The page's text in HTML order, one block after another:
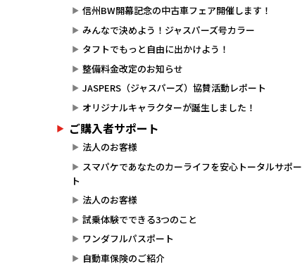
信州BW開幕記念の中古車フェア開催します！
みんなで決めよう！ジャスパーズ号カラー
タフトでもっと自由に出かけよう！
整備料金改定のお知らせ
JASPERS（ジャスパーズ）協賛活動レポート
オリジナルキャラクターが誕生しました！
ご購入者サポート
法人のお客様
スマパケであなたのカーライフを安心トータルサポー
ト
法人のお客様
試乗体験でできる3つのこと
ワンダフルパスポート
自動車保険のご紹介